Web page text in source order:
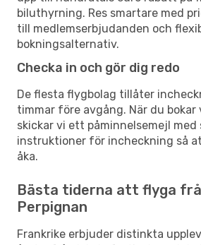
biluthyrning. Res smartare med
till medlemserbjudanden och
bokningsalternativ.
Checka in och gör dig redo
De flesta flygbolag tillåter
timmar före avgång. När du bokar
skickar vi ett påminnelsemejl
instruktioner för incheckning så
åka.
Bästa tiderna att flyga
Perpignan
Frankrike erbjuder distinkta